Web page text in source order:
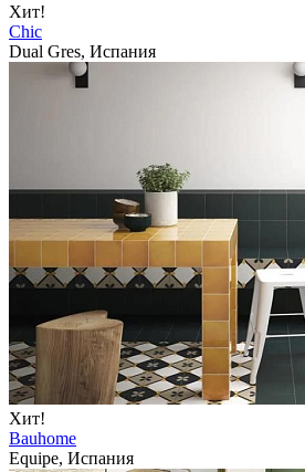
Хит!
Chic
Dual Gres, Испания
Хит!
Bauhome
Equipe, Испания